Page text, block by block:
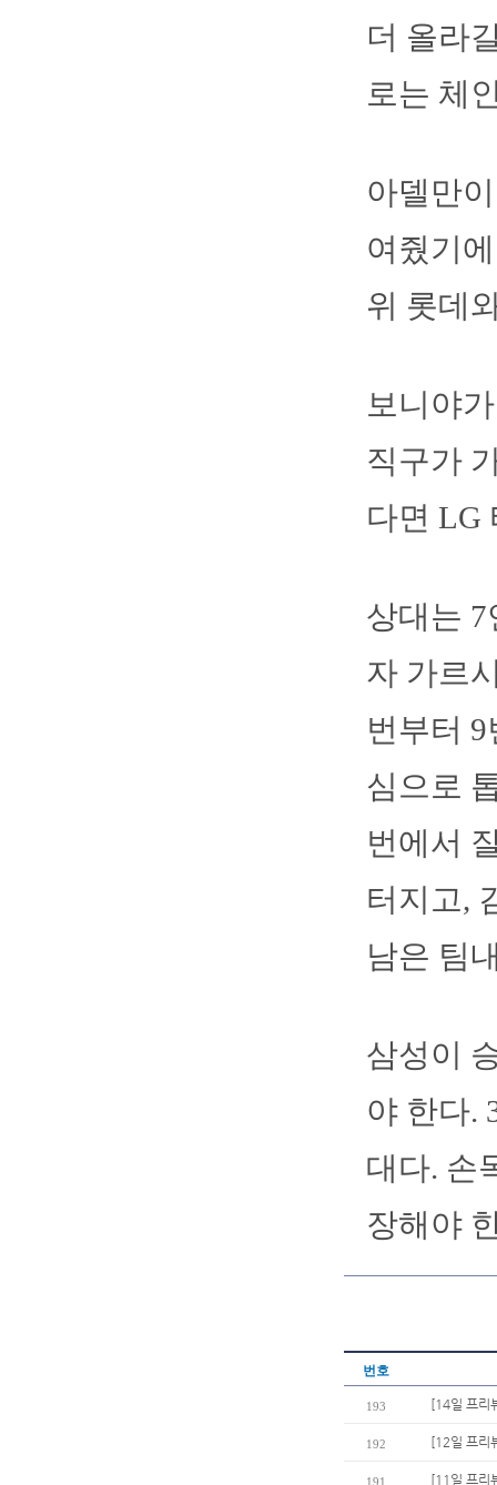
더 올라
로는 체
아델만
여줬기
위 롯데
보니야
직구가
다면 LG
상대는
자 가르
번부터
심으로
번에서
터지고,
남은 팀
삼성이
야 한다.
대다. 손
장해야
번호
193 [14일 프리
192 [12일 프리
191 [11일 프리